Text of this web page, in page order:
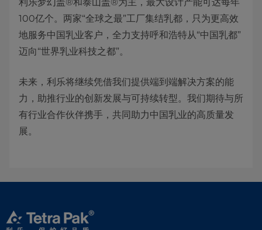
100亿个。两家“全球之最”工厂集结乳都，只为更高效
地服务中国乳业客户，全力支持呼和浩特从“中国乳都”
迈向“世界乳业科技之都”。
未来，利乐将继续凭借我们提供端到端解决方案的能
力，助推行业的创新发展与可持续转型。我们期待与所
有行业合作伙伴携手，共同助力中国乳业的高质量发
展。